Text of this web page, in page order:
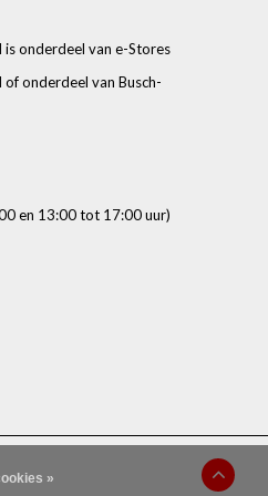
onderdeel van e-Stores
of onderdeel van Busch-
en 13:00 tot 17:00 uur)
»